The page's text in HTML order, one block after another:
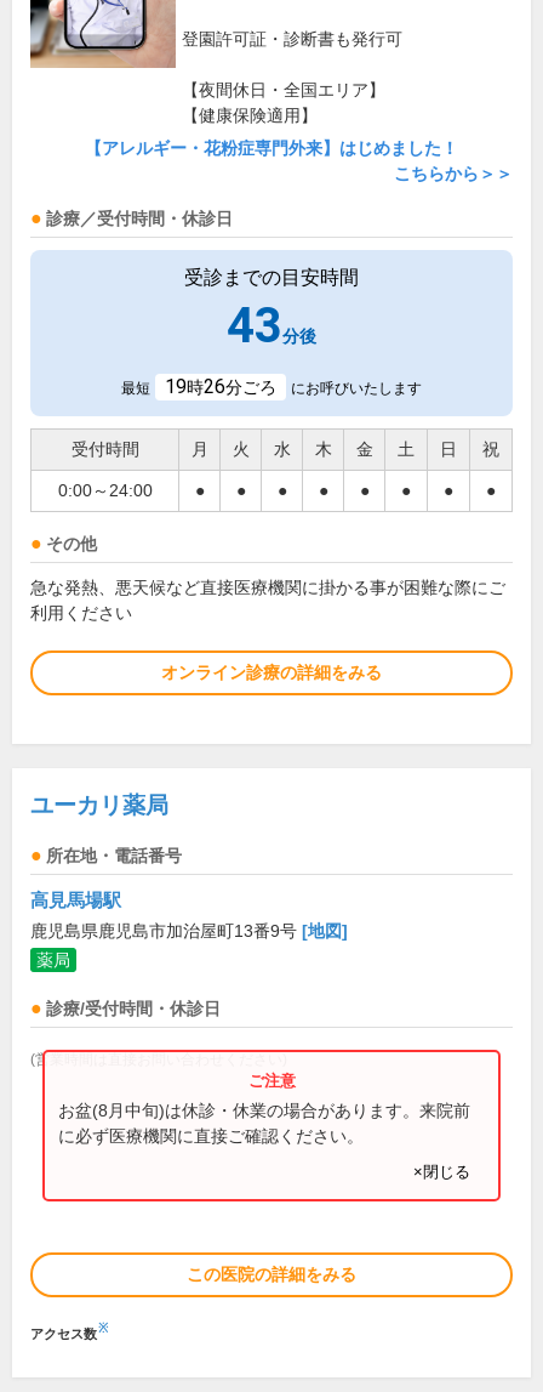
登園許可証・診断書も発行可
【夜間休日・全国エリア】
【健康保険適用】
【アレルギー・花粉症専門外来】はじめました！
こちらから＞＞
診療／受付時間・休診日
受診までの目安時間
43分後
最短 19時26分ごろ にお呼びいたします
受付時間 月 火 水 木 金 土 日 祝
0:00～24:00 ● ● ● ● ● ● ● ●
その他
急な発熱、悪天候など直接医療機関に掛かる事が困難な際にご
利用ください
オンライン診療の詳細をみる
ユーカリ薬局
所在地・電話番号
高見馬場駅
鹿児島県鹿児島市加治屋町13番9号 [地図]
薬局
診療/受付時間・休診日
(営業時間は直接お問い合わせください)
お盆(8月中旬)は休診・休業の場合があります。来院前
に必ず医療機関に直接ご確認ください。
×閉じる
この医院の詳細をみる
アクセス数※